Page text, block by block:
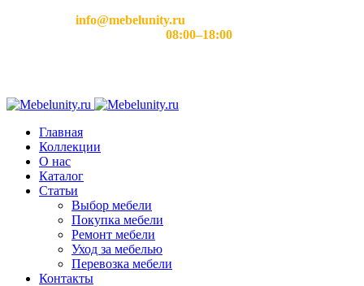
info@mebelunity.ru
08:00–18:00
Главная
Коллекции
О нас
Каталог
Статьи
Выбор мебели
Покупка мебели
Ремонт мебели
Уход за мебелью
Перевозка мебели
Контакты